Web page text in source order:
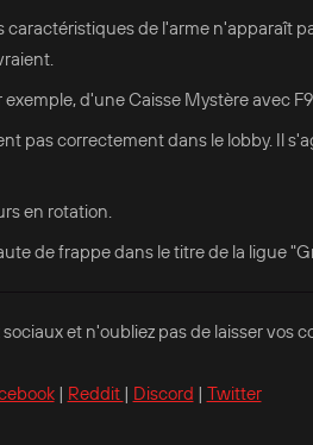
caractéristiques de l'arme n'apparaît
d'une Caisse Mystère avec
pas correctement dans le lobby. Il
en rotation.
de frappe dans le titre de la ligue
et n'oubliez pas de laisser vos
| Reddit | Discord | Twitter